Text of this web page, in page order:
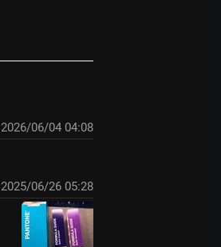
2026/06/04 04:08
2025/06/26 05:28